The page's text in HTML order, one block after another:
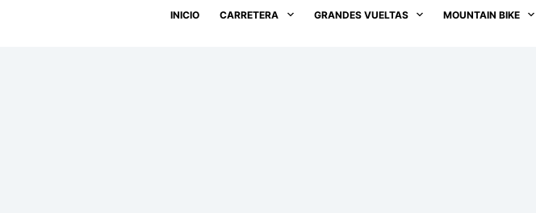
INICIO CARRETERA GRANDES VUELTAS MOUNTAIN BIKE